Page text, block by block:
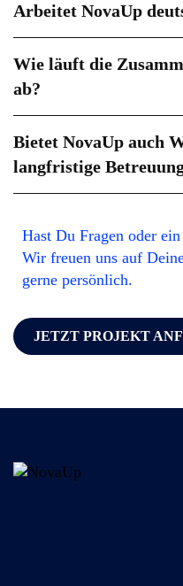
Arbeitet NovaUp
Wie läuft die
ab?
Bietet NovaUp auch
langfristige
Hast Du Fragen oder
Wir freuen uns auf
gerne persönlich.
JETZT PROJEKT